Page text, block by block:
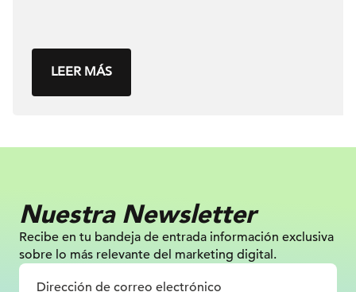
LEER MÁS
Nuestra Newsletter
Recibe en tu bandeja de entrada información exclusiva
sobre lo más relevante del marketing digital.